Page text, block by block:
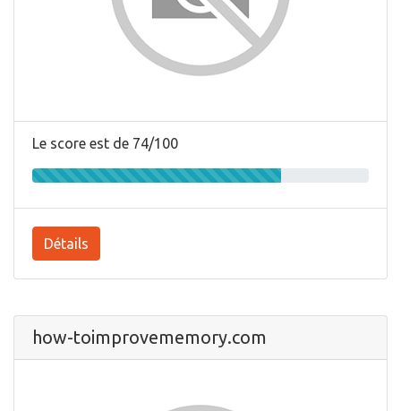
Le score est de 74/100
Détails
how-toimprovememory.com